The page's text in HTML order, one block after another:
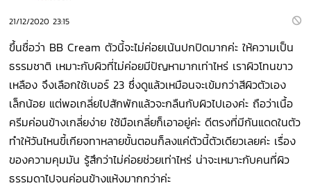
21/12/2020 23:15
ขึ้นชื่อว่า BB Cream ตัวนี้จะไม่ค่อยเน้นปกปิดมากค่ะ ให้ความเป็น
ธรรมชาติ เหมาะกับผิวที่ไม่ค่อยมีปัญหามากเท่าไหร่ เราผิวโทนขาว
เหลือง จึงเลือกใช้เบอร์ 23 ซึ่งดูแล้วเหมือนจะเข้มกว่าสีผิวตัวเอง
เล็กน้อย แต่พอเกลี่ยไปสักพักแล้วจะกลืนกับผิวไปเองค่ะ ถือว่าเนื้อ
ครีมค่อนข้างเกลี่ยง่าย ใช้มือเกลี่ยก็เอาอยู่ค่ะ ดีตรงที่มีกันแดดในตัว
ทำให้วันไหนขี้เกียจทาหลายขั้นตอนก็ลงแค่ตัวนี้ตัวเดียวเลยค่ะ เรื่อง
ของความคุมมัน รู้สึกว่าไม่ค่อยช่วยเท่าไหร่ น่าจะเหมาะกับคนที่ผิว
ธรรมดาไปจนค่อนข้างแห้งมากกว่าค่ะ